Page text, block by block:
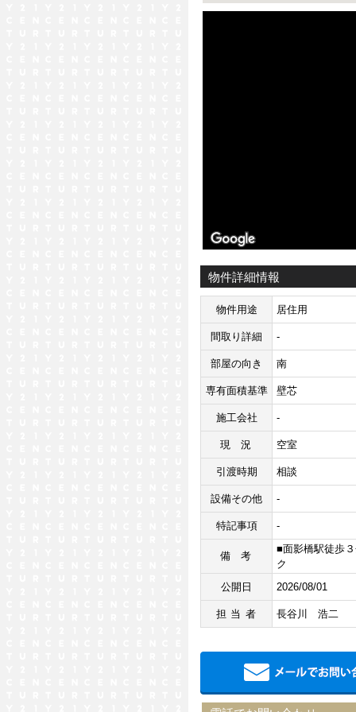
物件詳細情報
物件用途 居住用
間取り詳細 -
部屋の向き 南
専有面積基準 壁芯
施工会社 -
現況 空室
引渡時期 相談
設備その他 -
特記事項 -
備考
■面影橋駅徒歩
ク
公開日
2026/08/01
担当者 長谷川 浩二